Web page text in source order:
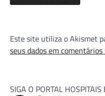
Este site utiliza o Akismet
seus dados em comentários
SIGA O PORTAL HOSPITAIS